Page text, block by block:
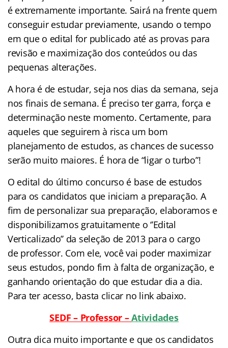
é extremamente importante. Sairá na frente quem
conseguir estudar previamente, usando o tempo
em que o edital for publicado até as provas para
revisão e maximização dos conteúdos ou das
pequenas alterações.
A hora é de estudar, seja nos dias da semana, seja
nos finais de semana. É preciso ter garra, força e
determinação neste momento. Certamente, para
aqueles que seguirem à risca um bom
planejamento de estudos, as chances de sucesso
serão muito maiores. É hora de “ligar o turbo”!
O edital do último concurso é base de estudos
para os candidatos que iniciam a preparação. A
fim de personalizar sua preparação, elaboramos e
disponibilizamos gratuitamente o ‘’Edital
Verticalizado’’ da seleção de 2013 para o cargo
deprofessor. Com ele, você vai poder maximizar
seus estudos, pondo fim à falta de organização, e
ganhando orientação do que estudar dia a dia.
Para ter acesso, basta clicar no link abaixo.
SEDF – Professor –Atividades
Outra dica muito importante e que os candidatos